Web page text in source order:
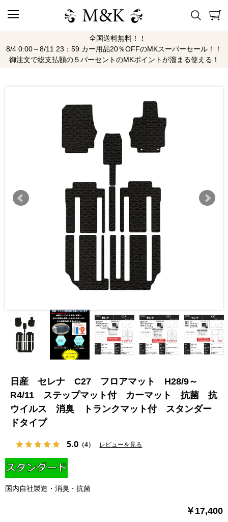
全国送料無料！！
8/4 0:00～8/11 23：59 カー用品20％OFFのMKスーパーセール！！
御注文で総支払額の５パーセントのMKポイントが溜まる使える！
日産 セレナ C27 フロアマット H28/9～
R4/11 ステップマット付 カーマット 抗菌 抗
ウイルス 消臭 トランクマット付 スタンダー
ドタイプ
5.0 （4） レビューを見る
国内自社製造・消臭・抗菌
￥17,400